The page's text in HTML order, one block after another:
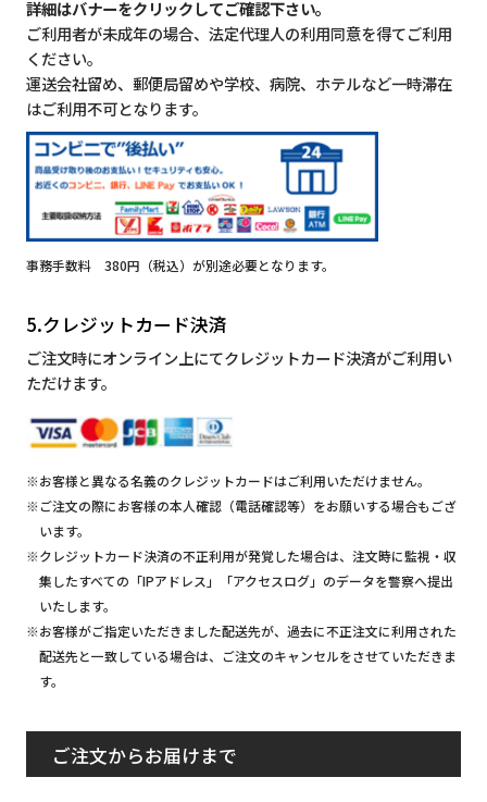
詳細はバナーをクリックしてご確認下さい。
ご利用者が未成年の場合、法定代理人の利用同意を得てご利用
ください。
運送会社留め、郵便局留めや学校、病院、ホテルなど一時滞在
はご利用不可となります。
事務手数料 380円（税込）が別途必要となります。
5.クレジットカード決済
ご注文時にオンライン上にてクレジットカード決済がご利用い
ただけます。
※お客様と異なる名義のクレジットカードはご利用いただけません。
※ご注文の際にお客様の本人確認（電話確認等）をお願いする場合もござ
います。
※クレジットカード決済の不正利用が発覚した場合は、注文時に監視・収
集したすべての「IPアドレス」「アクセスログ」のデータを警察へ提出
いたします。
※お客様がご指定いただきました配送先が、過去に不正注文に利用された
配送先と一致している場合は、ご注文のキャンセルをさせていただきま
す。
ご注文からお届けまで